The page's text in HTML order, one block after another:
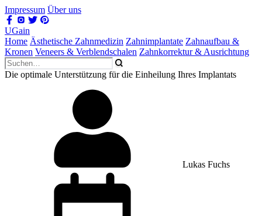
Impressum Über uns
UGain
Home Ästhetische Zahnmedizin Zahnimplantate Zahnaufbau &
Kronen Veneers & Verblendschalen Zahnkorrektur & Ausrichtung
Die optimale Unterstützung für die Einheilung Ihres Implantats
Lukas Fuchs